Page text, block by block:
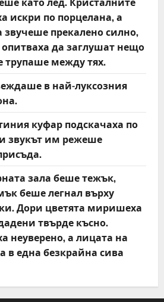
искри по порцелана, а
звучеше прекалено силно,
да заглушат нещо
трупаше между тях.
в най-луксозния
куфар подскачаха по
звукът им режеше
зала беше тежък,
беше легнал върху
Дори цветята миришеха
твърде късно.
неуверено, а лицата на
в една безкрайна сива